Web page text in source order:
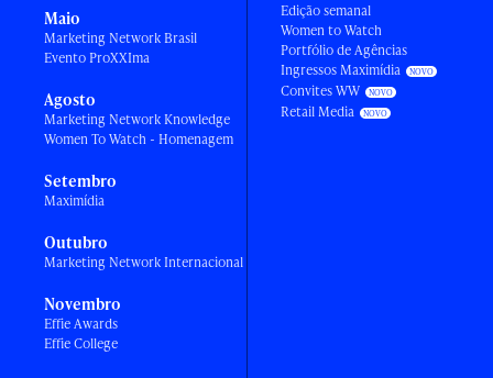
Maio
Marketing Network Brasil
Evento ProXXIma
Agosto
Marketing Network Knowledge
Women To Watch - Homenagem
Setembro
Maximídia
Outubro
Marketing Network Internacional
Novembro
Effie Awards
Effie College
Edição semanal
Women to Watch
Portfólio de Agências
Ingressos Maximídia
Convites WW
Retail Media